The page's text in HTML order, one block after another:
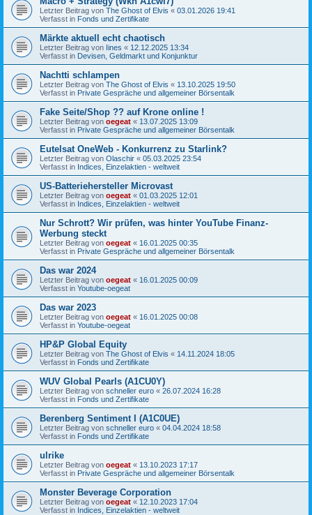
Letzter Beitrag von The Ghost of Elvis « 03.01.2026 19:41
Verfasst in Fonds und Zertifikate
Märkte aktuell echt chaotisch
Letzter Beitrag von Iines « 12.12.2025 13:34
Verfasst in Devisen, Geldmarkt und Konjunktur
Nachtti schlampen
Letzter Beitrag von The Ghost of Elvis « 13.10.2025 19:50
Verfasst in Private Gespräche und allgemeiner Börsentalk
Fake Seite/Shop ?? auf Krone online !
Letzter Beitrag von oegeat « 13.07.2025 13:09
Verfasst in Private Gespräche und allgemeiner Börsentalk
Eutelsat OneWeb - Konkurrenz zu Starlink?
Letzter Beitrag von Olaschir « 05.03.2025 23:54
Verfasst in Indices, Einzelaktien - weltweit
US-Batteriehersteller Microvast
Letzter Beitrag von oegeat « 01.03.2025 12:01
Verfasst in Indices, Einzelaktien - weltweit
Nur Schrott? Wir prüfen, was hinter YouTube Finanz-
Werbung steckt
Letzter Beitrag von oegeat « 16.01.2025 00:35
Verfasst in Private Gespräche und allgemeiner Börsentalk
Das war 2024
Letzter Beitrag von oegeat « 16.01.2025 00:09
Verfasst in Youtube-oegeat
Das war 2023
Letzter Beitrag von oegeat « 16.01.2025 00:08
Verfasst in Youtube-oegeat
HP&P Global Equity
Letzter Beitrag von The Ghost of Elvis « 14.11.2024 18:05
Verfasst in Fonds und Zertifikate
WUV Global Pearls (A1CU0Y)
Letzter Beitrag von schneller euro « 26.07.2024 16:28
Verfasst in Fonds und Zertifikate
Berenberg Sentiment I (A1C0UE)
Letzter Beitrag von schneller euro « 04.04.2024 18:58
Verfasst in Fonds und Zertifikate
ulrike
Letzter Beitrag von oegeat « 13.10.2023 17:17
Verfasst in Private Gespräche und allgemeiner Börsentalk
Monster Beverage Corporation
Letzter Beitrag von oegeat « 12.10.2023 17:04
Verfasst in Indices, Einzelaktien - weltweit